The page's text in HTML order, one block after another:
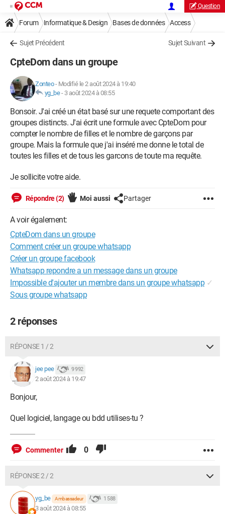
Question
Forum Informatique & Design Bases de données Access
Sujet Précédent Sujet Suivant
CpteDom dans un groupe
Zonteo- Modifié le 2 août 2024 à 19:40
yg_be- 3 août 2024 à 08:55
Bonsoir. J'ai créé un état basé sur une requete comportant des
groupes distincts. J'ai écrit une formule avec CpteDom pour
compter le nombre de filles et le nombre de garçons par
groupe. Mais la formule que j'ai inséré me donne le total de
toutes les filles et de tous les garcons de toute ma requête.
Je sollicite votre aide.
Répondre (2) Moi aussi Partager
A voir également:
CpteDom dans un groupe
Comment créer un groupe whatsapp
Créer un groupe facebook
Whatsapp repondre a un message dans un groupe
Impossible d'ajouter un membre dans un groupe whatsapp ✓
Sous groupe whatsapp
2 réponses
RÉPONSE 1 / 2
jee pee 9 992
2 août 2024 à 19:47
Bonjour,
Quel logiciel, langage ou bdd utilises-tu ?
Commenter 0
RÉPONSE 2 / 2
yg_be Ambassadeur 1 588
3 août 2024 à 08:55